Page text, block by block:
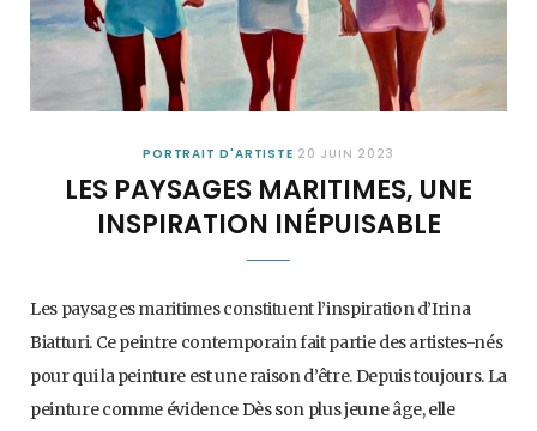
PORTRAIT D'ARTISTE 20 JUIN 2023
LES PAYSAGES MARITIMES, UNE
INSPIRATION INÉPUISABLE
Les paysages maritimes constituent l’inspiration d’Irina
Biatturi. Ce peintre contemporain fait partie des artistes-nés
pour qui la peinture est une raison d’être. Depuis toujours. La
peinture comme évidence Dès son plus jeune âge, elle